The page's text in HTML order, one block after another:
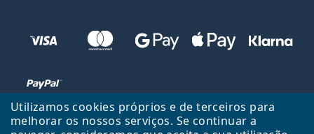
Utilizamos cookies próprios e de terceiros para
melhorar os nossos serviços. Se continuar a